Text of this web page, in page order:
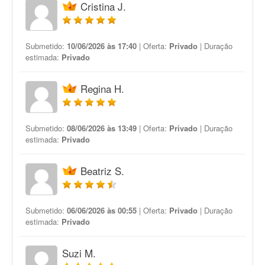
Cristina J.
Submetido: 10/06/2026 às 17:40 | Oferta: Privado | Duração
estimada: Privado
Regina H.
Submetido: 08/06/2026 às 13:49 | Oferta: Privado | Duração
estimada: Privado
Beatriz S.
Submetido: 06/06/2026 às 00:55 | Oferta: Privado | Duração
estimada: Privado
Suzi M.